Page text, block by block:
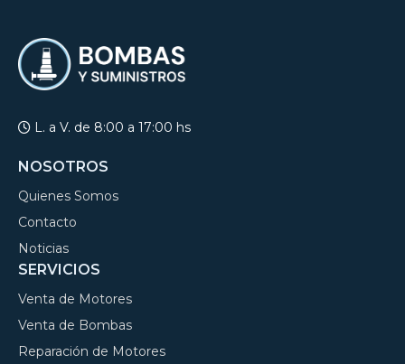
L. a V. de 8:00 a 17:00 hs
NOSOTROS
Quienes Somos
Contacto
Noticias
SERVICIOS
Venta de Motores
Venta de Bombas
Reparación de Motores